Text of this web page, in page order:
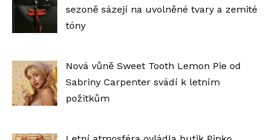
sezoně sázejí na uvolněné tvary a zemité
tóny
Nová vůně Sweet Tooth Lemon Pie od
Sabriny Carpenter svádí k letním
požitkům